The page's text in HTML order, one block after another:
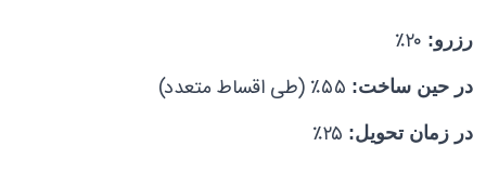
رزرو:
در حین ساخت:
در زمان تحویل: